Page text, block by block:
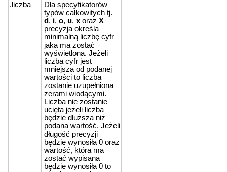
.liczba
Dla specyfikatorów
typów całkowitych tj.
d , i, o, u, x oraz X
precyzja określa
minimalną liczbę cyfr
jaka ma zostać
wyświetlona. Jeżeli
liczba cyfr jest
mniejsza od podanej
wartości to liczba
zostanie uzupełniona
zerami wiodącymi.
Liczba nie zostanie
ucięta jeżeli liczba
będzie dłuższa niż
podana wartość. Jeżeli
długość precyzji
będzie wynosiła 0 oraz
wartość, która ma
zostać wypisana
będzie wynosiła 0 to